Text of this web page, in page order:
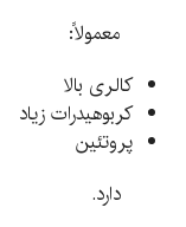
معمولاً:
کالری بالا
کربوهیدرات زیاد
پروتئین
دارد.